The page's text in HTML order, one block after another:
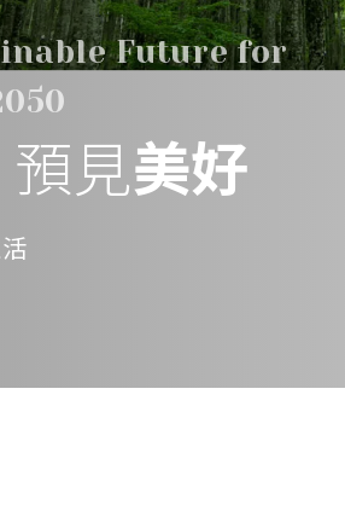
Future for
預見美好